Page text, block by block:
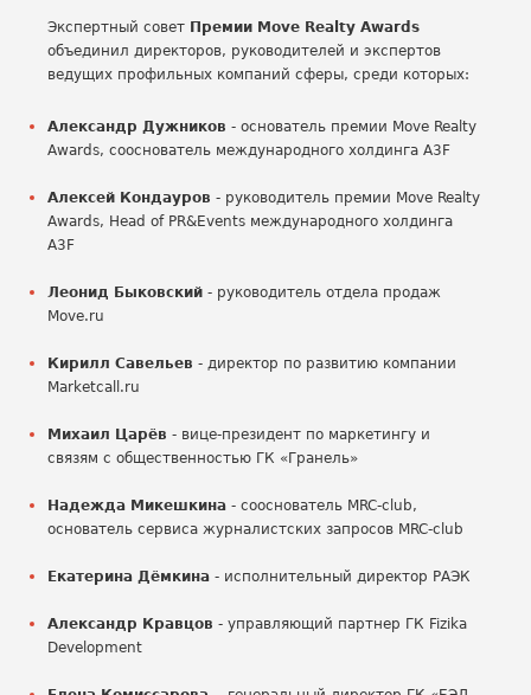
Экспертный совет Премии Move Realty Awards
объединил директоров, руководителей и экспертов
ведущих профильных компаний сферы, среди которых:
Александр Дужников - основатель премии Move Realty
Awards, сооснователь международного холдинга A3F
Алексей Кондауров - руководитель премии Move Realty
Awards, Head of PR&Events международного холдинга
A3F
Леонид Быковский - руководитель отдела продаж
Move.ru
Кирилл Савельев - директор по развитию компании
Marketcall.ru
Михаил Царёв - вице-президент по маркетингу и
связям с общественностью ГК «Гранель»
Надежда Микешкина - сооснователь MRC-club,
основатель сервиса журналистских запросов MRC-club
Екатерина Дёмкина - исполнительный директор РАЭК
Александр Кравцов - управляющий партнер ГК Fizika
Development